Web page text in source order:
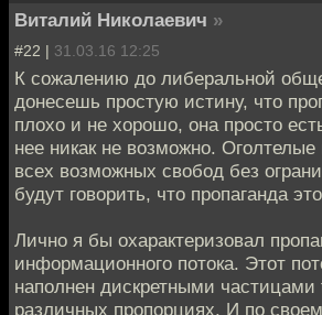
Виталий Николаевич »
#22 | 31.03.16 12:25
К сожалению до либеральной
донесешь простую истину, что
плохо и не хорошо, она просто
нее никак не возможно. Оголтелые
всех возможных свобод без
будут говорить, что пропаганда
Лично я бы охарактеризовал
информационного потока. Этот
наполнен дискретными
различных пропорциях. И по